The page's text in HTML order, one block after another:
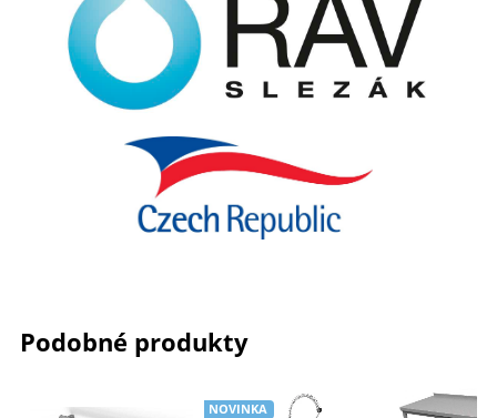
Podobné produkty
NOVINKA